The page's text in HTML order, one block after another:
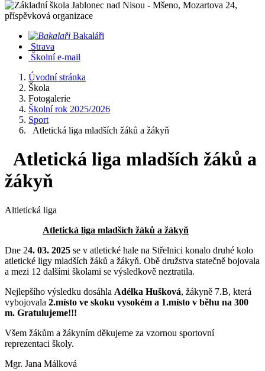
Bakaláři
Strava
Školní e-mail
Úvodní stránka
Škola
Fotogalerie
Školní rok 2025/2026
Sport
Atletická liga mladších žáků a žákyň
Atletická liga mladších žáků a
žákyň
Altletická liga
Atletická liga mladších žáků a žákyň
Dne 24. 03. 2025 se v atletické hale na Střelnici konalo druhé kolo
atletické ligy mladších žáků a žákyň. Obě družstva statečně bojovala
a mezi 12 dalšími školami se výsledkově neztratila.
Nejlepšího výsledku dosáhla Adélka Hušková, žákyně 7.B, která
vybojovala 2.místo ve skoku vysokém a 1.místo v běhu na 300
m. Gratulujeme!!!
Všem žákům a žákyním děkujeme za vzornou sportovní
reprezentaci školy.
Mgr. Jana Málková